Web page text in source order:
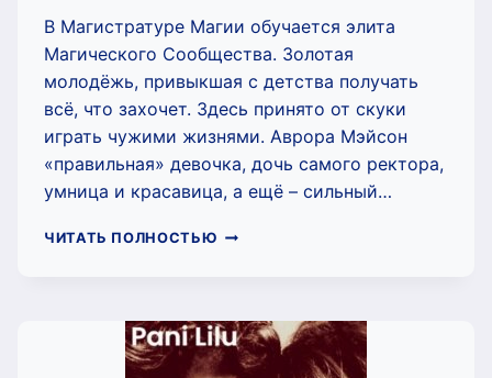
В Магистратуре Магии обучается элита
Магического Сообщества. Золотая
молодёжь, привыкшая с детства получать
всё, что захочет. Здесь принято от скуки
играть чужими жизнями. Аврора Мэйсон
«правильная» девочка, дочь самого ректора,
умница и красавица, а ещё – сильный…
ЧИТАТЬ ПОЛНОСТЬЮ ДОЧЬ